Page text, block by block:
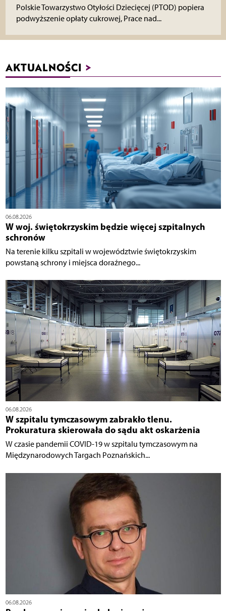
Polskie Towarzystwo Otyłości Dziecięcej (PTOD) popiera
podwyższenie opłaty cukrowej, Prace nad...
AKTUALNOŚCI >
06.08.2026
W woj. świętokrzyskim będzie więcej szpitalnych
schronów
Na terenie kilku szpitali w województwie świętokrzyskim
powstaną schrony i miejsca doraźnego...
06.08.2026
W szpitalu tymczasowym zabrakło tlenu.
Prokuratura skierowała do sądu akt oskarżenia
W czasie pandemii COVID-19 w szpitalu tymczasowym na
Międzynarodowych Targach Poznańskich...
06.08.2026